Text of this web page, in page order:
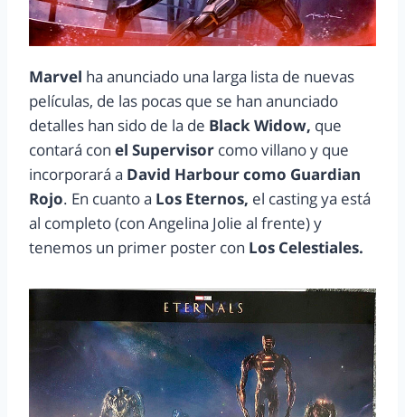
Marvel ha anunciado una larga lista de nuevas
películas, de las pocas que se han anunciado
detalles han sido de la de Black Widow, que
contará con el Supervisor como villano y que
incorporará a David Harbour como Guardian
Rojo. En cuanto a Los Eternos, el casting ya está
al completo (con Angelina Jolie al frente) y
tenemos un primer poster con Los Celestiales.